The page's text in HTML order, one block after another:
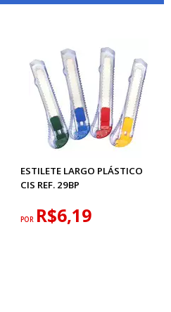
ESTILETE LARGO PLÁSTICO
CIS REF. 29BP
POR R$6,19